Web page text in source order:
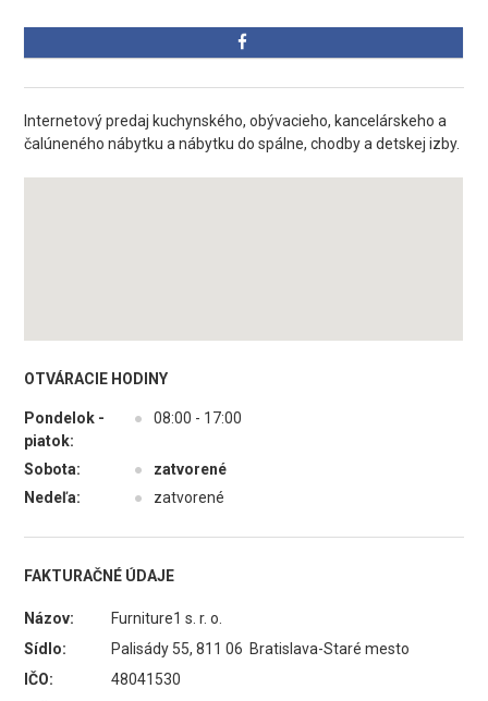
Internetový predaj kuchynského, obývacieho, kancelárskeho a
čalúneného nábytku a nábytku do spálne, chodby a detskej izby.
OTVÁRACIE HODINY
Pondelok -
piatok:
● 08:00 - 17:00
Sobota: ●
zatvorené
Nedeľa:
● zatvorené
FAKTURAČNÉ ÚDAJE
Názov:
Furniture1 s. r. o.
Sídlo:
Palisády 55, 811 06 Bratislava-Staré mesto
IČO:
48041530